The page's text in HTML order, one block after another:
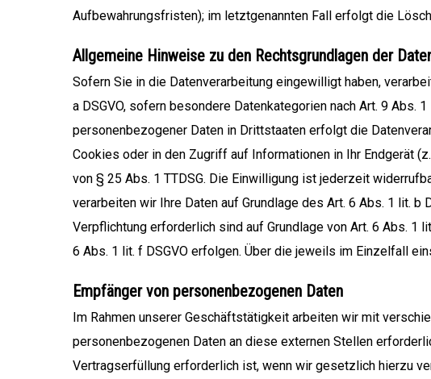
Aufbewahrungsfristen); im letztgenannten Fall erfolgt die
Allgemeine Hinweise zu den Rechtsgrundlagen der
Sofern Sie in die Datenverarbeitung eingewilligt haben,
a DSGVO, sofern besondere Datenkategorien nach Art. 9 Abs.
personenbezogener Daten in Drittstaaten erfolgt die
Cookies oder in den Zugriff auf Informationen in Ihr Endgerät
von § 25 Abs. 1 TTDSG. Die Einwilligung ist jederzeit
verarbeiten wir Ihre Daten auf Grundlage des Art. 6 Abs. 1 lit.
Verpflichtung erforderlich sind auf Grundlage von Art. 6 Abs. 1
6 Abs. 1 lit. f DSGVO erfolgen. Über die jeweils im Einzelfall
Empfänger von personenbezogenen Daten
Im Rahmen unserer Geschäftstätigkeit arbeiten wir mit
personenbezogenen Daten an diese externen Stellen
Vertragserfüllung erforderlich ist, wenn wir gesetzlich hierzu